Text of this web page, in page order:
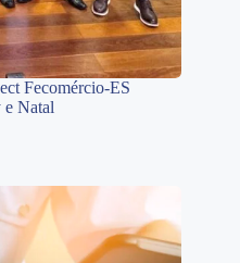
Fecomércio-ES
e Natal